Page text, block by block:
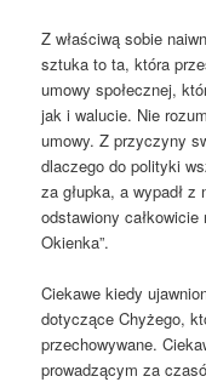
Z właściwą sobie
sztuka to ta, która
umowy społecznej,
jak i walucie. Nie
umowy. Z przyczyny
dlaczego do polityki
za głupka, a wypadł z
odstawiony
Okienka”.
Ciekawe kiedy
dotyczące Chyżego,
przechowywane.
prowadzącym za